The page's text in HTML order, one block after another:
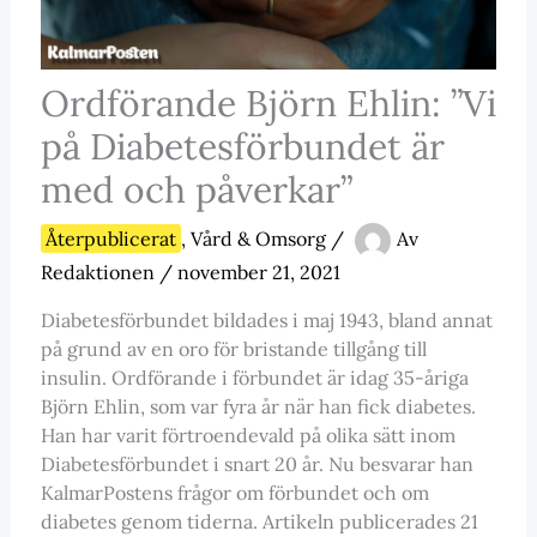
Ordförande Björn Ehlin: ”Vi
på Diabetesförbundet är
med och påverkar”
Återpublicerat , Vård & Omsorg/
Av
Redaktionen / november 21, 2021
Diabetesförbundet bildades i maj 1943, bland annat
på grund av en oro för bristande tillgång till
insulin. Ordförande i förbundet är idag 35-åriga
Björn Ehlin, som var fyra år när han fick diabetes.
Han har varit förtroendevald på olika sätt inom
Diabetesförbundet i snart 20 år. Nu besvarar han
KalmarPostens frågor om förbundet och om
diabetes genom tiderna. Artikeln publicerades 21